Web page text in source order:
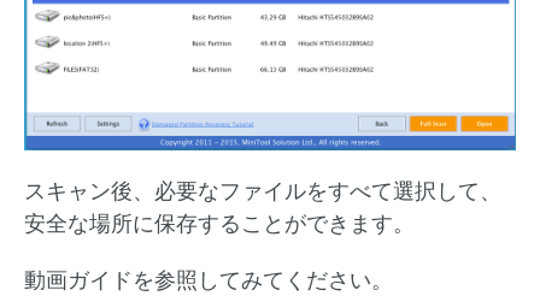
スキャン後、必要なファイルをすべて選択して、
安全な場所に保存することができます。
動画ガイドを参照してみてください。